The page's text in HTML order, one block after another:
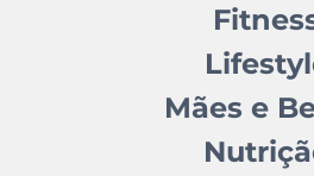
Mães e